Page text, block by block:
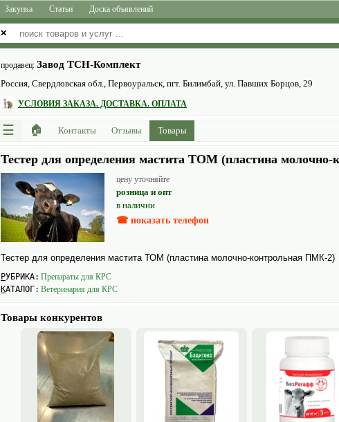
Закупка Статьи Доска объявлений
✕
продавец: Завод ТСН-Комплект
Россия, Свердловская обл., Первоуральск, пгт. Билимбай, ул. Павших Борцов, 29
УСЛОВИЯ ЗАКАЗА. ДОСТАВКА. ОПЛАТА
☰ 🏠 Контакты Отзывы Товары
Тестер для определения мастита ТОМ (пластина
цену уточняйте
розница и опт
в наличии
☎ показать телефон
Тестер для определения мастита ТОМ (пластина молочно-контрольная ПМК-2)
РУБРИКА: Препараты для КРС
КАТАЛОГ: Ветеринария для КРС
Товары конкурентов